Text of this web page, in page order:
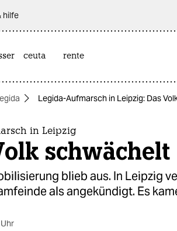
hilfe
ceuta rente
Legida-Aufmarsch in Leipzig: Das
in Leipzig
schwächelt
blieb aus. In Leipzig
als angekündigt. Es